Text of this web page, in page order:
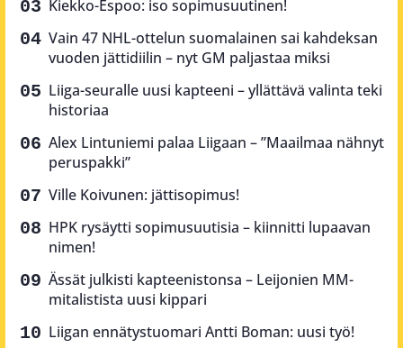
Kiekko-Espoo: iso sopimusuutinen!
Vain 47 NHL-ottelun suomalainen sai kahdeksan
vuoden jättidiilin – nyt GM paljastaa miksi
Liiga-seuralle uusi kapteeni – yllättävä valinta teki
historiaa
Alex Lintuniemi palaa Liigaan – ”Maailmaa nähnyt
peruspakki”
Ville Koivunen: jättisopimus!
HPK rysäytti sopimusuutisia – kiinnitti lupaavan
nimen!
Ässät julkisti kapteenistonsa – Leijonien MM-
mitalistista uusi kippari
Liigan ennätystuomari Antti Boman: uusi työ!